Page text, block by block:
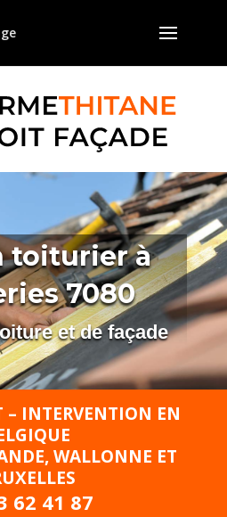
toiturier à
7080
et de façade
– INTERVENTION EN
WALLONNE ET
62 41 87